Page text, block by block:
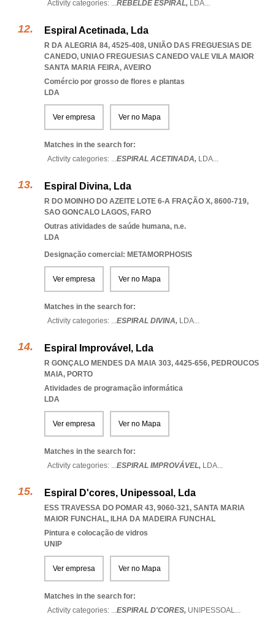
Activity categories: ...REBELDE ESPIRAL, LDA...
Espiral Acetinada, Lda
R DA ALEGRIA 84, 4525-408, UNIÃO DAS FREGUESIAS DE
CANEDO, UNIAO FREGUESIAS CANEDO VALE VILA MAIOR
SANTA MARIA FEIRA, AVEIRO
Comércio por grosso de flores e plantas
LDA
Ver empresa Ver no Mapa
Matches in the search for:
Activity categories: ...ESPIRAL ACETINADA, LDA...
Espiral Divina, Lda
R DO MOINHO DO AZEITE LOTE 6-A FRAÇÃO X, 8600-719,
SAO GONCALO LAGOS, FARO
Outras atividades de saúde humana, n.e.
LDA
Designação comercial: METAMORPHOSIS
Ver empresa Ver no Mapa
Matches in the search for:
Activity categories: ...ESPIRAL DIVINA, LDA...
Espiral Improvável, Lda
R GONÇALO MENDES DA MAIA 303, 4425-656, PEDROUCOS
MAIA, PORTO
Atividades de programação informática
LDA
Ver empresa Ver no Mapa
Matches in the search for:
Activity categories: ...ESPIRAL IMPROVÁVEL, LDA...
Espiral D'cores, Unipessoal, Lda
ESS TRAVESSA DO POMAR 43, 9060-321, SANTA MARIA
MAIOR FUNCHAL, ILHA DA MADEIRA FUNCHAL
Pintura e colocação de vidros
UNIP
Ver empresa Ver no Mapa
Matches in the search for:
Activity categories: ...ESPIRAL D'CORES, UNIPESSOAL...